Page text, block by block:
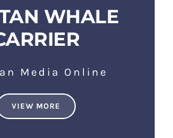
WHALE
Media Online
VIEW MORE